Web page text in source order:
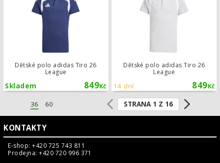
Dětské polo adidas Tiro 26
League
849Kč
Skladem
Dětské polo adidas Tiro 26
League
849Kč
14 dní
36 60 STRANA 1 Z 16
KONTAKTY
E-shop: +420 725 743 811
Prodejna: +420 720 996 371